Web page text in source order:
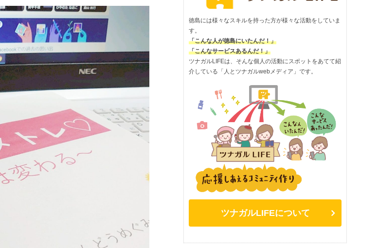
徳島には様々なスキルを持った方が様々な活動をしていま
す。
「こんな人が徳島にいたんだ！」
「こんなサービスあるんだ！」
ツナガルLIFEは、そんな個人の活動にスポットをあてて紹
介している「人とツナガルwebメディア」です。
ツナガルLIFEについて